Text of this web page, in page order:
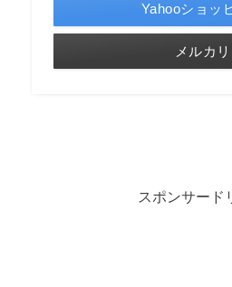
Yahooショッ
メルカリ
スポンサード